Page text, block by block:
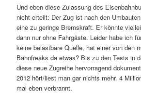
Und eben diese Zulassung des
nicht erteilt: Der Zug ist nach den
eine zu geringe Bremskraft. Er könnte
dann nur ohne Fahrgäste. Leider habe ich
keine belastbare Quelle, hat einer von den
Bahnfreaks da etwas? Bis zu den Tests in
diese neue Zugreihe hervorragend
2012 hört/liest man gar nichts mehr. 4
mal eben verbrannt.